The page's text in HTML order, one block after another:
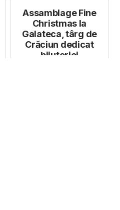
Assamblage Fine
Christmas la
Galateca, târg de
Crăciun dedicat
bijuteriei